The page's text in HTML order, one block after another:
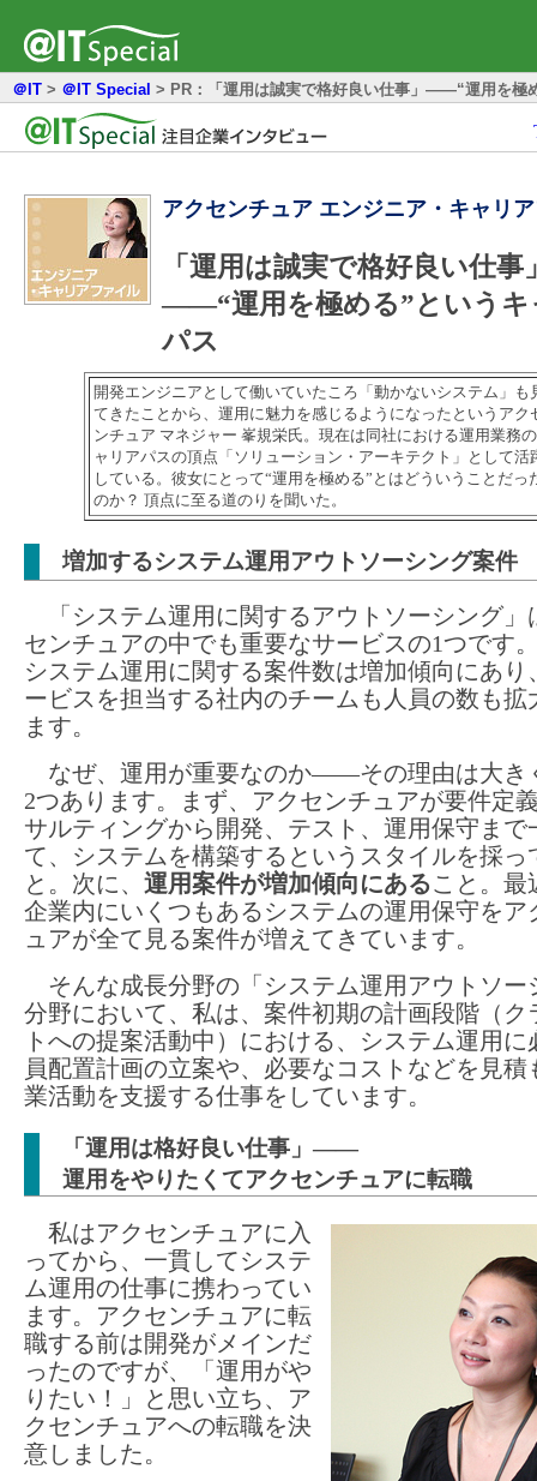
＠IT > ＠IT Special > PR：「運用は誠実で格好良い仕事」――“運用を極
アクセンチュア エンジニア・キャリ
「運用は誠実で格好良い仕事
――“運用を極める”というキ
パス
開発エンジニアとして働いていたころ「動かないシステム」も
てきたことから、運用に魅力を感じるようになったというアク
ンチュア マネジャー 峯規栄氏。現在は同社における運用業務
ャリアパスの頂点「ソリューション・アーキテクト」として活
している。彼女にとって“運用を極める”とはどういうことだっ
のか？ 頂点に至る道のりを聞いた。
増加するシステム運用アウトソーシング案件
「システム運用に関するアウトソーシング」
センチュアの中でも重要なサービスの1つです
システム運用に関する案件数は増加傾向にあり
ービスを担当する社内のチームも人員の数も拡
ます。
なぜ、運用が重要なのか――その理由は大き
2つあります。まず、アクセンチュアが要件定
サルティングから開発、テスト、運用保守まで
て、システムを構築するというスタイルを採っ
と。次に、 運用案件が増加傾向にあること。最
企業内にいくつもあるシステムの運用保守をア
ュアが全て見る案件が増えてきています。
そんな成長分野の「システム運用アウトソー
分野において、私は、案件初期の計画段階（ク
トへの提案活動中）における、システム運用に
員配置計画の立案や、必要なコストなどを見積
業活動を支援する仕事をしています。
「運用は格好良い仕事」――
運用をやりたくてアクセンチュアに転職
私はアクセンチュアに入
ってから、一貫してシステ
ム運用の仕事に携わってい
ます。アクセンチュアに転
職する前は開発がメインだ
ったのですが、「運用がや
りたい！」と思い立ち、ア
クセンチュアへの転職を決
意しました。